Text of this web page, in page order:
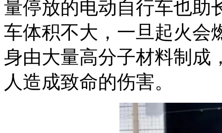
量停放的电动自行车也助
车体积不大，一旦起火会
身由大量高分子材料制成
人造成致命的伤害。